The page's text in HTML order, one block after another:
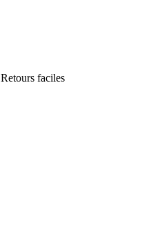
Retours faciles